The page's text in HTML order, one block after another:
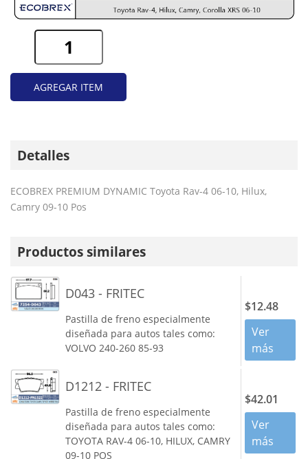
AGREGAR ITEM
Detalles
ECOBREX PREMIUM DYNAMIC Toyota Rav-4 06-10, Hilux,
Camry 09-10 Pos
Productos similares
D043 - FRITEC
Pastilla de freno especialmente
diseñada para autos tales como:
VOLVO 240-260 85-93
$12.48
Ver
más
D1212 - FRITEC
Pastilla de freno especialmente
diseñada para autos tales como:
TOYOTA RAV-4 06-10, HILUX, CAMRY
09-10 POS
$42.01
Ver
más